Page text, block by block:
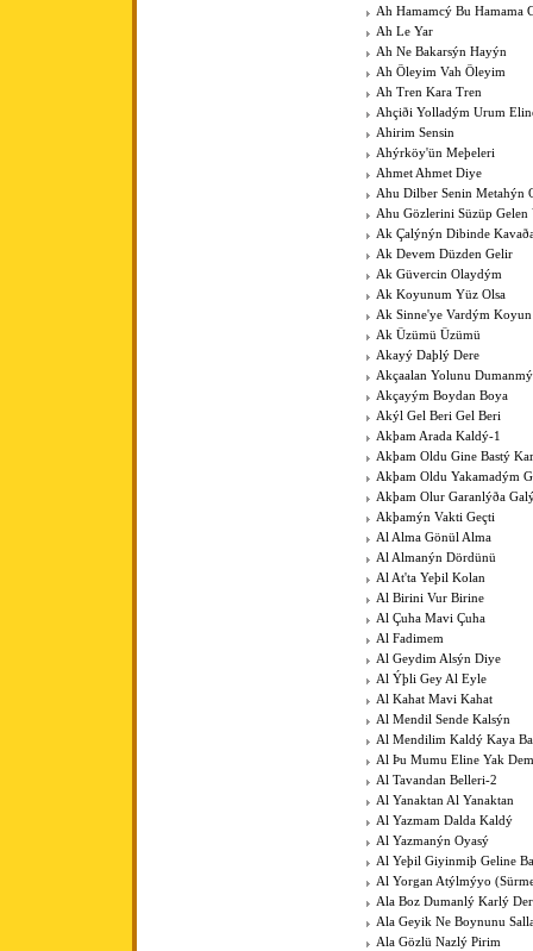
Ah Hamamcý Bu Hamama
Ah Le Yar
Ah Ne Bakarsýn Hayýn
Ah Öleyim Vah Öleyim
Ah Tren Kara Tren
Ahçiði Yolladým Urum
Ahirim Sensin
Ahýrköy'ün Meþeleri
Ahmet Ahmet Diye
Ahu Dilber Senin Metahýn
Ahu Gözlerini Süzüp Gelen
Ak Çalýnýn Dibinde
Ak Devem Düzden Gelir
Ak Güvercin Olaydým
Ak Koyunum Yüz Olsa
Ak Sinne'ye Vardým Koyun
Ak Üzümü Üzümü
Akayý Daþlý Dere
Akçaalan Yolunu
Akçayým Boydan Boya
Akýl Gel Beri Gel Beri
Akþam Arada Kaldý-1
Akþam Oldu Gine Bastý
Akþam Oldu Yakamadým
Akþam Olur Garanlýða
Akþamýn Vakti Geçti
Al Alma Gönül Alma
Al Almanýn Dördünü
Al At'ta Yeþil Kolan
Al Birini Vur Birine
Al Çuha Mavi Çuha
Al Fadimem
Al Geydim Alsýn Diye
Al Ýþli Gey Al Eyle
Al Kahat Mavi Kahat
Al Mendil Sende Kalsýn
Al Mendilim Kaldý Kaya
Al Þu Mumu Eline Yak
Al Tavandan Belleri-2
Al Yanaktan Al Yanaktan
Al Yazmam Dalda Kaldý
Al Yazmanýn Oyasý
Al Yeþil Giyinmiþ Geline
Al Yorgan Atýlmýyo
Ala Boz Dumanlý Karlý
Ala Geyik Ne Boynunu
Ala Gözlü Nazlý Pirim